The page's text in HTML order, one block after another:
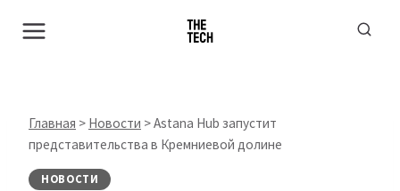
Главная > Новости >Astana Hub запустит
представительства в Кремниевой долине
НОВОСТИ